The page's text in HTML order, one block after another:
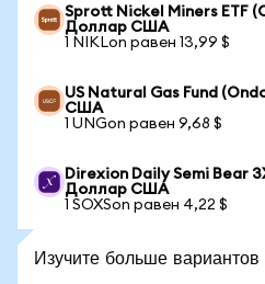
Sprott Nickel Miners ETF
Доллар США
1 NIKLon равен 13,99 $
US Natural Gas Fund
США
1 UNGon равен 9,68 $
Direxion Daily Semi Bear
Доллар США
1 SOXSon равен 4,22 $
Изучите больше вариантов